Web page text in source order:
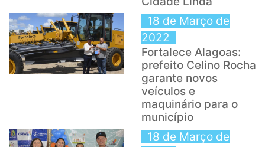
18 de Março de
2022
Fortalece Alagoas:
prefeito Celino Rocha
garante novos
veículos e
maquinário para o
município
18 de Março de